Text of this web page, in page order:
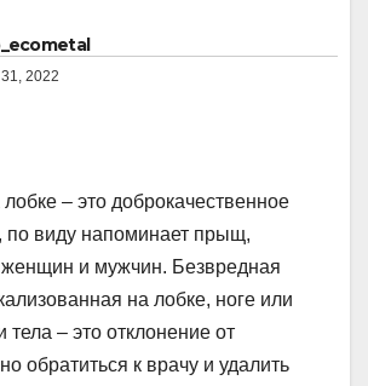
2022
– это доброкачественное
по виду напоминает прыщ,
женщин и мужчин. Безвредная
на лобке, ноге или
тела – это отклонение от
обратиться к врачу и удалить